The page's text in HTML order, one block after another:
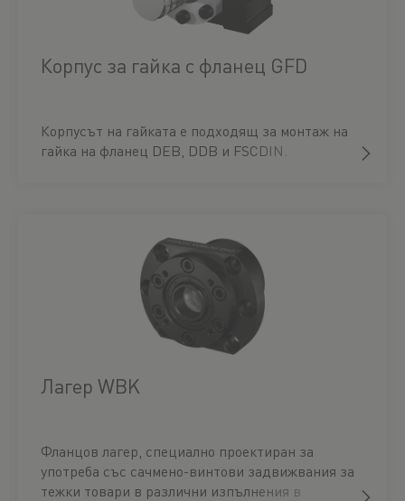
Корпус за гайка с фланец GFD
Корпусът на гайката е подходящ за монтаж на
гайка на фланец DEB, DDB и FSCDIN.
Лагер WBK
Фланцов лагер, специално проектиран за
употреба със сачмено-винтови задвижвания за
тежки товари в различни изпълнения в